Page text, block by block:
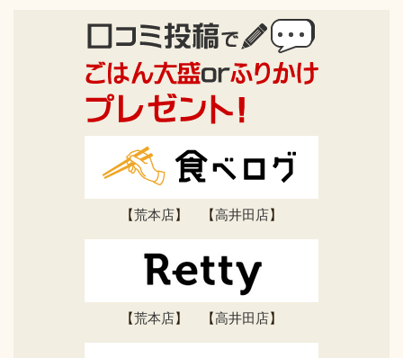
【荒本店】 【高井田店】
【荒本店】 【高井田店】